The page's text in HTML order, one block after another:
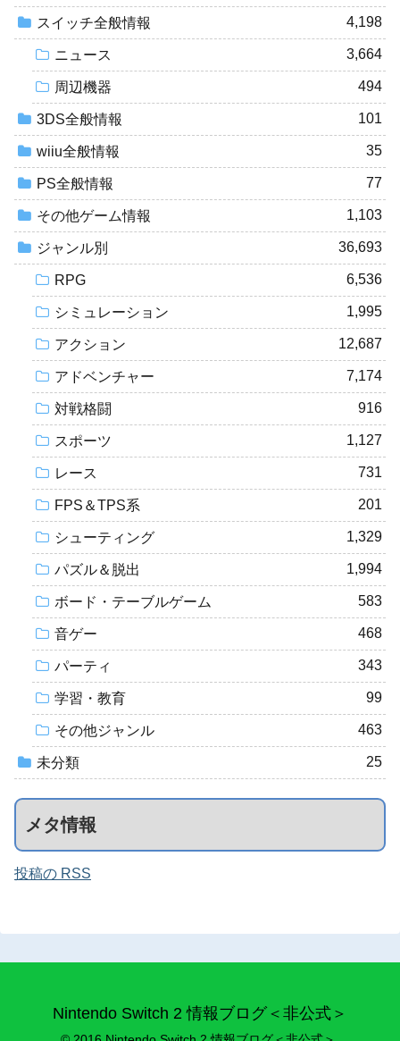
スイッチ全般情報 4,198
ニュース 3,664
周辺機器 494
3DS全般情報 101
wiiu全般情報 35
PS全般情報 77
その他ゲーム情報 1,103
ジャンル別 36,693
RPG 6,536
シミュレーション 1,995
アクション 12,687
アドベンチャー 7,174
対戦格闘 916
スポーツ 1,127
レース 731
FPS＆TPS系 201
シューティング 1,329
パズル＆脱出 1,994
ボード・テーブルゲーム 583
音ゲー 468
パーティ 343
学習・教育 99
その他ジャンル 463
未分類 25
メタ情報
投稿の RSS
Nintendo Switch 2 情報ブログ＜非公式＞